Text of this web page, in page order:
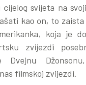
svijeta na
kao on, to zaista
koja je
zvijezdi
Dvejnu Džonsonu,
filmskoj zvijezdi.